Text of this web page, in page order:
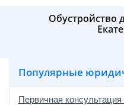
Обустройство
Популярные
Первичная